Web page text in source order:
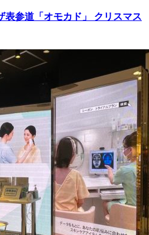
表参道「オモカド」 クリスマス